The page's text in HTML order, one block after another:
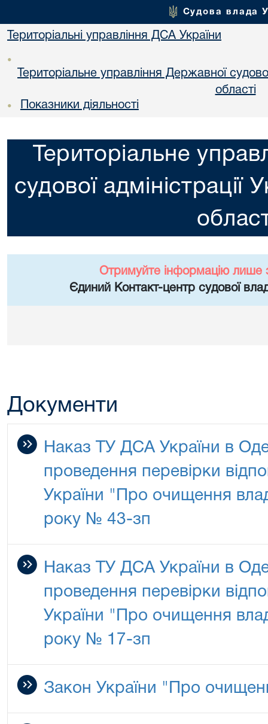
Судова влада
Територіальні управління ДСА України
•
Територіальне управління Державної
областi
• Показники діяльності
Територіальне
судової адміністрації
Отримуйте інформацію лише
Єдиний Контакт-центр судової
Документи
Наказ ТУ ДСА України в
проведення перевірки
України "Про очищення
року № 43-зп
Наказ ТУ ДСА України в
проведення перевірки
України "Про очищення
року № 17-зп
Закон України "Про